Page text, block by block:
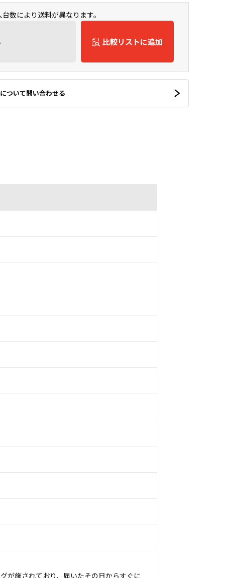
により送料が異なります。
比較リストに追加
ついて問い合わせる
が施されており、届いたその日からすぐに